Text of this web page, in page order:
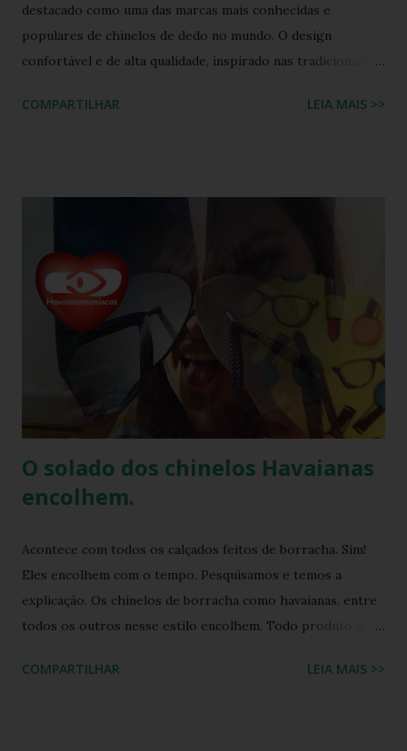
destacado como uma das marcas mais conhecidas e
populares de chinelos de dedo no mundo. O design
confortável e de alta qualidade, inspirado nas tradicionais
coração dos consumidores em todo o mundo. Hoje, a marca
também oferece bolsas, mochilas e acessórios, solidificando
sua presença na moda e na cultura popular. A Havaianas tem
colaborado com diversas marcas e celebridades ao longo
dos anos, criando coleções limitadas e edições especiais de
seus produtos. Amplamente conhecida por seus esforços
de responsabilidade social e ambiental, a havaianas
COMPARTILHAR LEIA MAIS >>
O solado dos chinelos Havaianas
encolhem.
Acontece com todos os calçados feitos de borracha. Sim!
Eles encolhem com o tempo. Pesquisamos e temos a
explicação. Os chinelos de borracha como havaianas, entre
todos os outros nesse estilo encolhem. Todo produto que
tanto do calor quanto do frio, ou seja, durante o processo
COMPARTILHAR LEIA MAIS >>